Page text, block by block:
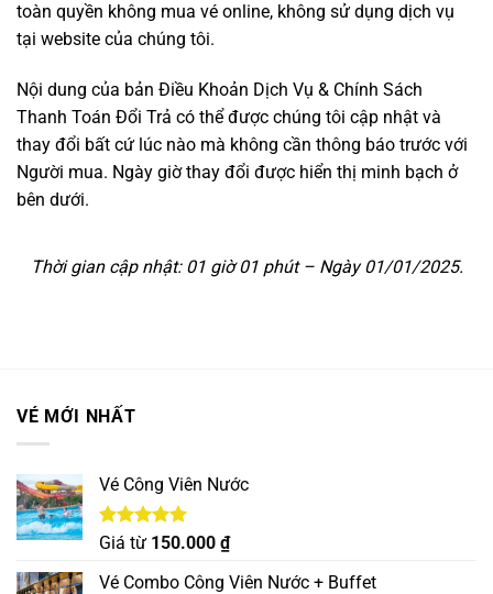
toàn quyền không mua vé online, không sử dụng dịch vụ
tại website của chúng tôi.
Nội dung của bản Điều Khoản Dịch Vụ & Chính Sách
Thanh Toán Đổi Trả có thể được chúng tôi cập nhật và
thay đổi bất cứ lúc nào mà không cần thông báo trước với
Người mua. Ngày giờ thay đổi được hiển thị minh bạch ở
bên dưới.
Thời gian cập nhật: 01 giờ 01 phút – Ngày 01/01/2025.
VÉ MỚI NHẤT
Vé Công Viên Nước
Được xếp
5 sao
Giá từ 150.000 ₫
Vé Combo Công Viên Nước + Buffet